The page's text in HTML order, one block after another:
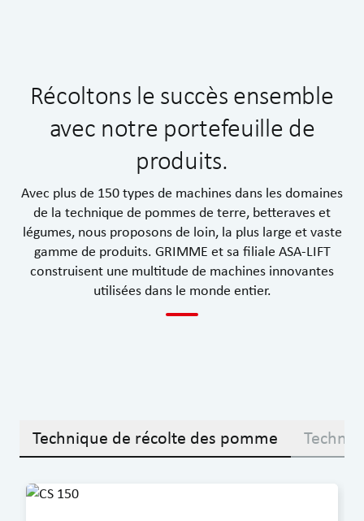
Récoltons le succès ensemble
avec notre portefeuille de
produits.
Avec plus de 150 types de machines dans les domaines
de la technique de pommes de terre, betteraves et
légumes, nous proposons de loin, la plus large et vaste
gamme de produits. GRIMME et sa filiale ASA-LIFT
construisent une multitude de machines innovantes
utilisées dans le monde entier.
Technique de récolte des pomme